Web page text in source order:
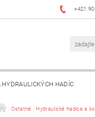
+421
HYDRAULICKÝCH HADÍC
AKO
Ostatné Hydraulické hadice a